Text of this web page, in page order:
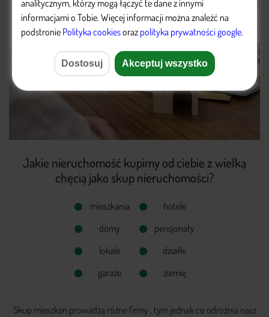
Jakie nieruchomość kupimy od ciebie z wielką
chęcią jako skup nieruchomości?
mieszkania
domy
lokale
garaże
hotele
pensjonaty
działki
ziemię
Skup mieszkań prowadzą różne firmy , tym jednak co odróżnia nasz
analitycznym, którzy mogą łączyć te dane z innymi
informacjami o Tobie. Więcej informacji można znaleźć na
podstronie Polityka cookiesoraz ​ polityka prywatności google.
Dostosuj Akceptuj wszystko